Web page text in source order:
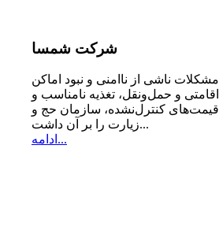
شرکت شمسا
مشكلات ناشی از ناامنی و نبود اماكن
اقامتی و حمل‌ونقل، تغذیه‌ نامناسب و
قیمت‌های كنترل‌نشده، سازمان حج و
زیارت را بر آن داشت...
ادامه...